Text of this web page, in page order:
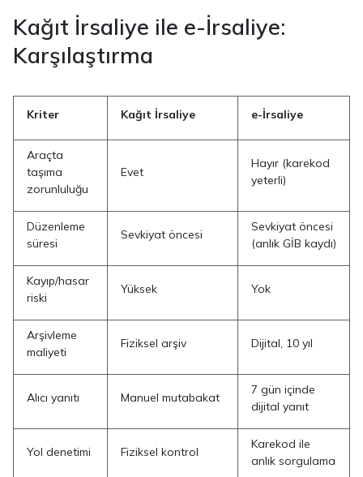
Kağıt İrsaliye ile e-İrsaliye:
Karşılaştırma
Kriter Kağıt İrsaliye e-İrsaliye
Araçta
taşıma
zorunluluğu
Evet
Hayır (karekod
yeterli)
Düzenleme
süresi
Sevkiyat öncesi
Sevkiyat öncesi
(anlık GİB kaydı)
Kayıp/hasar
riski
Yüksek Yok
Arşivleme
maliyeti
Fiziksel arşiv Dijital, 10 yıl
Alıcı yanıtı Manuel mutabakat
7 gün içinde
dijital yanıt
Yol denetimi Fiziksel kontrol
Karekod ile
anlık sorgulama